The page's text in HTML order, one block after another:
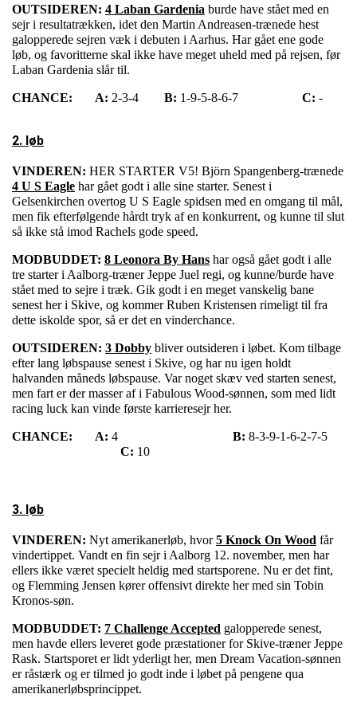
OUTSIDEREN: 4 Laban Gardenia burde have stået med en
sejr i resultatrækken, idet den Martin Andreasen-trænede hest
galopperede sejren væk i debuten i Aarhus. Har gået ene gode
løb, og favoritterne skal ikke have meget uheld med på rejsen, før
Laban Gardenia slår til.
CHANCE: A: 2-3-4 B: 1-9-5-8-6-7 C: -
2. løb
VINDEREN: HER STARTER V5! Björn Spangenberg-trænede
4 U S Eagle har gået godt i alle sine starter. Senest i
Gelsenkirchen overtog U S Eagle spidsen med en omgang til mål,
men fik efterfølgende hårdt tryk af en konkurrent, og kunne til slut
så ikke stå imod Rachels gode speed.
MODBUDDET: 8 Leonora By Hans har også gået godt i alle
tre starter i Aalborg-træner Jeppe Juel regi, og kunne/burde have
stået med to sejre i træk. Gik godt i en meget vanskelig bane
senest her i Skive, og kommer Ruben Kristensen rimeligt til fra
dette iskolde spor, så er det en vinderchance.
OUTSIDEREN: 3 Dobby bliver outsideren i løbet. Kom tilbage
efter lang løbspause senest i Skive, og har nu igen holdt
halvanden måneds løbspause. Var noget skæv ved starten senest,
men fart er der masser af i Fabulous Wood-sønnen, som med lidt
racing luck kan vinde første karrieresejr her.
CHANCE: A: 4 B: 8-3-9-1-6-2-7-5
C: 10
3. løb
VINDEREN: Nyt amerikanerløb, hvor5 Knock On Wood får
vindertippet. Vandt en fin sejr i Aalborg 12. november, men har
ellers ikke været specielt heldig med startsporene. Nu er det fint,
og Flemming Jensen kører offensivt direkte her med sin Tobin
Kronos-søn.
MODBUDDET: 7 Challenge Accepted galopperede senest,
men havde ellers leveret gode præstationer for Skive-træner Jeppe
Rask. Startsporet er lidt yderligt her, men Dream Vacation-sønnen
er råstærk og er tilmed jo godt inde i løbet på pengene qua
amerikanerløbsprincippet.